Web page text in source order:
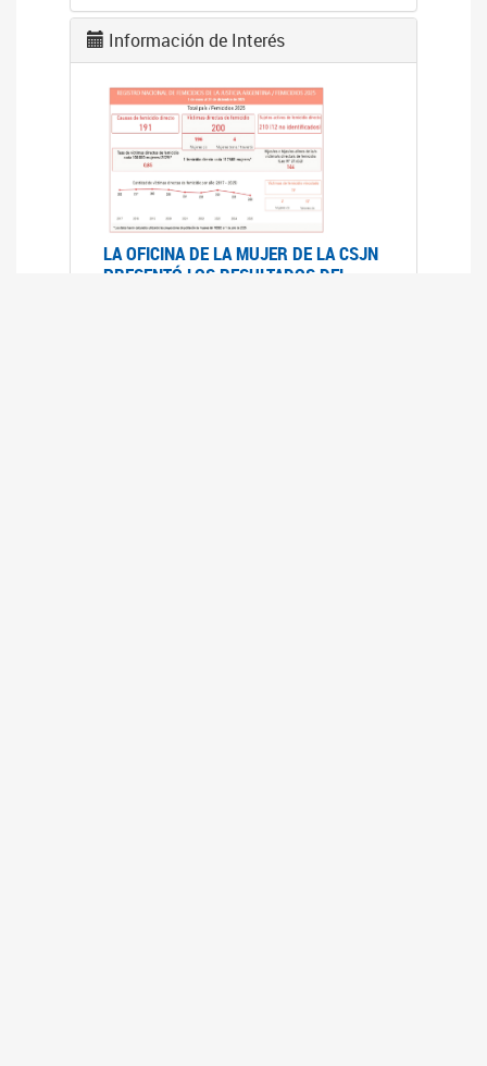
Información de Interés
LA OFICINA DE LA MUJER DE LA CSJN
PRESENTÓ LOS RESULTADOS DEL